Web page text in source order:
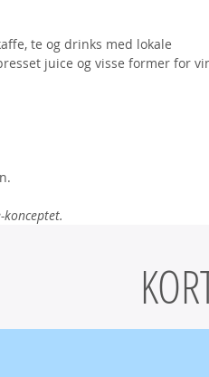
te og drinks med lokale
juice og visse former for